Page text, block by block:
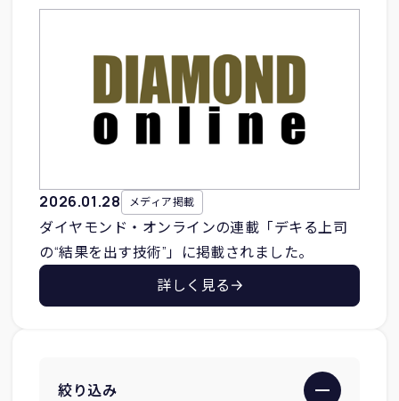
2026.01.28 メディア掲載
ダイヤモンド・オンラインの連載「デキる上司
の“結果を出す技術”」に掲載されました。
詳しく見る
絞り込み